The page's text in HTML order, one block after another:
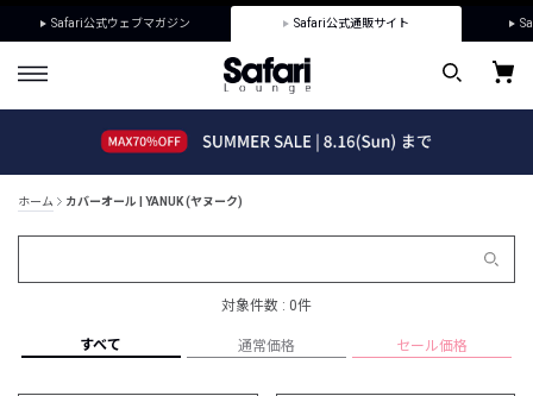
Safari公式ウェブマガジン Safari公式通販サイト
ホーム カバーオール | YANUK (ヤヌーク)
対象件数 : 0件
すべて 通常価格 セール価格